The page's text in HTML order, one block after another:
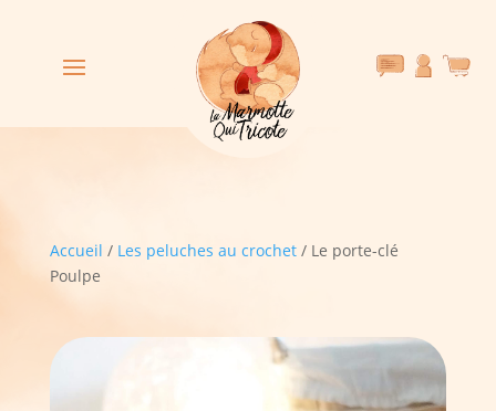
Accueil / Les peluches au crochet/ Le porte-clé
Poulpe